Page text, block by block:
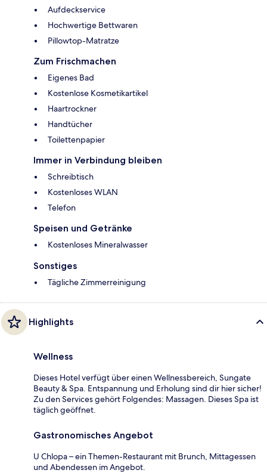
Aufdeckservice
Hochwertige Bettwaren
Pillowtop-Matratze
Zum Frischmachen
Eigenes Bad
Kostenlose Kosmetikartikel
Haartrockner
Handtücher
Toilettenpapier
Immer in Verbindung bleiben
Schreibtisch
Kostenloses WLAN
Telefon
Speisen und Getränke
Kostenloses Mineralwasser
Sonstiges
Tägliche Zimmerreinigung
Highlights
Wellness
Dieses Hotel verfügt über einen Wellnessbereich, Sungate
Beauty & Spa. Entspannung und Erholung sind dir hier sicher!
Zu den Services gehört Folgendes: Massagen. Dieses Spa ist
täglich geöffnet.
Gastronomisches Angebot
U Chlopa – ein Themen-Restaurant mit Brunch, Mittagessen
und Abendessen im Angebot.